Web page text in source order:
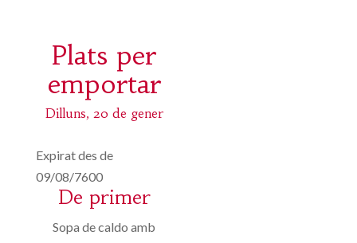
Plats per
emportar
Dilluns, 20 de gener
Expirat des de
09/08/7600
De primer
Sopa de caldo amb